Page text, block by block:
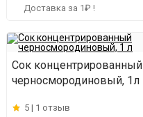
Доставка за 1₽ !
Сок концентрированный
черносмородиновый, 1л
5 | 1 отзыв